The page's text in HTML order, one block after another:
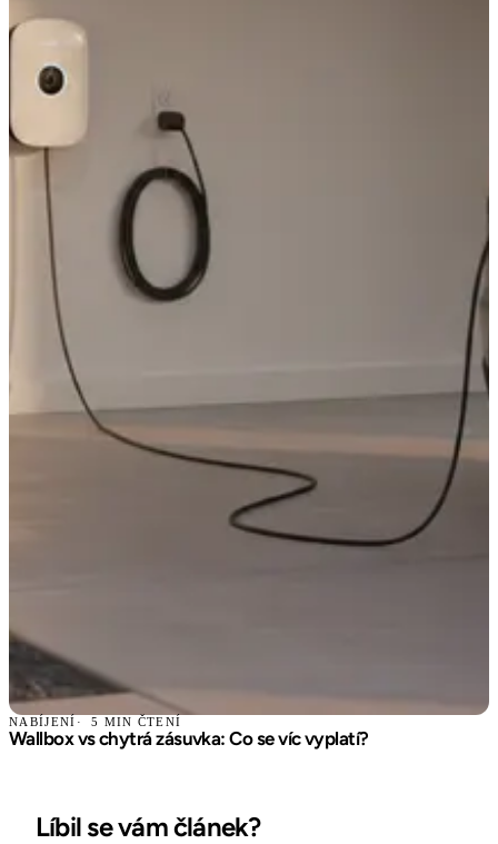
NABÍJENÍ 5 MIN ČTENÍ
Wallbox vs chytrá zásuvka: Co se víc vyplatí?
Líbil se vám článek?